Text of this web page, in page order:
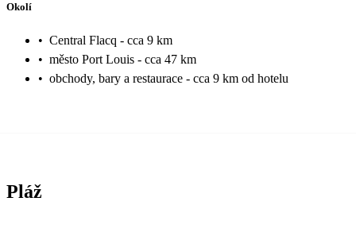
Okolí
• Central Flacq - cca 9 km
• město Port Louis - cca 47 km
• obchody, bary a restaurace - cca 9 km od hotelu
Pláž